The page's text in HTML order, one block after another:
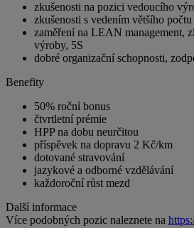
zkušenosti na pozici vedoucího
zkušenosti s vedením většího počtu
zaměření na LEAN management,
výroby, 5S
dobré organizační schopnosti,
Benefity
50% roční bonus
čtvrtletní prémie
HPP na dobu neurčitou
příspěvek na dopravu 2 Kč/km
dotované stravování
jazykové a odborné vzdělávání
každoroční růst mezd
Další informace
Více podobných pozic naleznete na